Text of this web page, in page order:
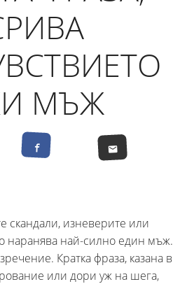
МЪЖ
скандали, изневерите или
наранява най-силно един мъж.
Кратка фраза, казана в
или дори уж на шега,